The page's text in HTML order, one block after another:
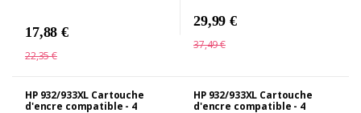
17,88 €
22,35 €
29,99 €
37,49 €
HP 932/933XL Cartouche
d'encre compatible - 4
HP 932/933XL Cartouche
d'encre compatible - 4